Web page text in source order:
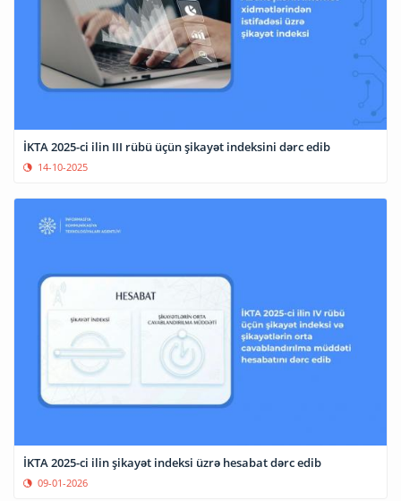
İKTA 2025-ci ilin III rübü üçün şikayət indeksini dərc edib
14-10-2025
İKTA 2025-ci ilin şikayət indeksi üzrə hesabat dərc edib
09-01-2026